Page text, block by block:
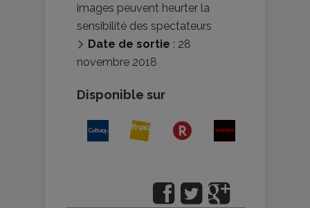
images peuvent heurter la
sensibilité des spectateurs
Date de sortie : 28
novembre 2018
Disponible sur